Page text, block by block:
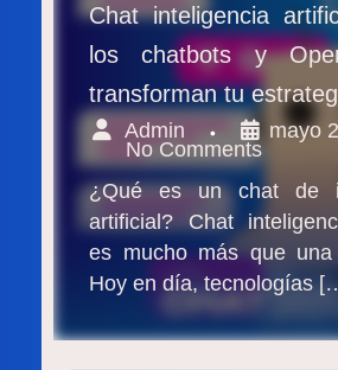
Chat inteligencia
los chatbots y
transforman tu
Admin • mayo
No Comments
¿Qué es un chat de
artificial? Chat
es mucho más que una
Hoy en día, tecnologías